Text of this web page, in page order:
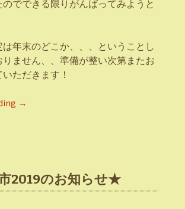
のでできる限りがんばってみようと
年末のどこか、、、ということし
ません、、準備が整い次第またお
ただきます！
→
2019のお知らせ★